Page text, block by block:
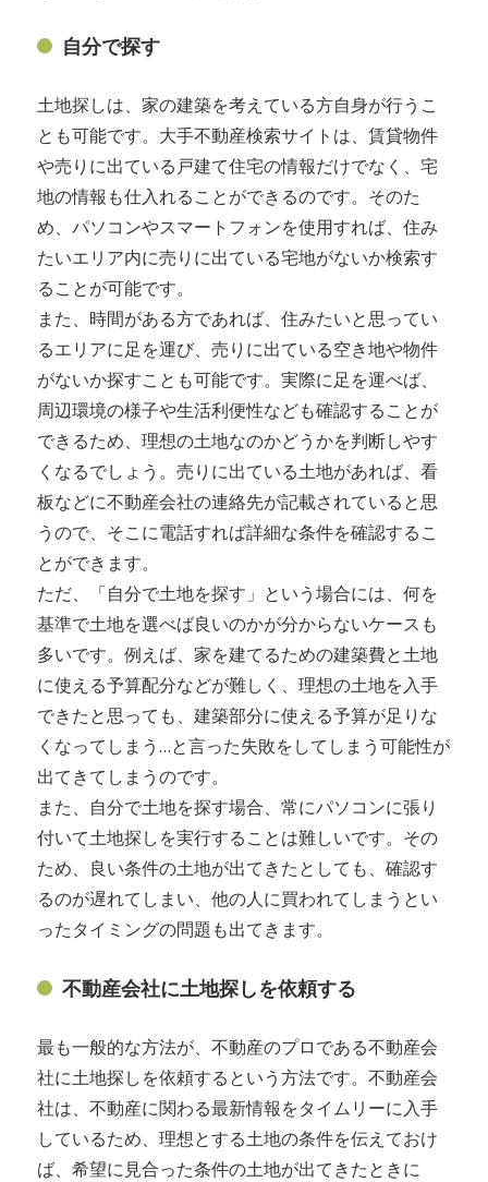
自分で探す
土地探しは、家の建築を考えている方自身が行うこ
とも可能です。大手不動産検索サイトは、賃貸物件
や売りに出ている戸建て住宅の情報だけでなく、宅
地の情報も仕入れることができるのです。そのた
め、パソコンやスマートフォンを使用すれば、住み
たいエリア内に売りに出ている宅地がないか検索す
ることが可能です。
また、時間がある方であれば、住みたいと思ってい
るエリアに足を運び、売りに出ている空き地や物件
がないか探すことも可能です。実際に足を運べば、
周辺環境の様子や生活利便性なども確認することが
できるため、理想の土地なのかどうかを判断しやす
くなるでしょう。売りに出ている土地があれば、看
板などに不動産会社の連絡先が記載されていると思
うので、そこに電話すれば詳細な条件を確認するこ
とができます。
ただ、「自分で土地を探す」という場合には、何を
基準で土地を選べば良いのかが分からないケースも
多いです。例えば、家を建てるための建築費と土地
に使える予算配分などが難しく、理想の土地を入手
できたと思っても、建築部分に使える予算が足りな
くなってしまう…と言った失敗をしてしまう可能性が
出てきてしまうのです。
また、自分で土地を探す場合、常にパソコンに張り
付いて土地探しを実行することは難しいです。その
ため、良い条件の土地が出てきたとしても、確認す
るのが遅れてしまい、他の人に買われてしまうとい
ったタイミングの問題も出てきます。
不動産会社に土地探しを依頼する
最も一般的な方法が、不動産のプロである不動産会
社に土地探しを依頼するという方法です。不動産会
社は、不動産に関わる最新情報をタイムリーに入手
しているため、理想とする土地の条件を伝えておけ
ば、希望に見合った条件の土地が出てきたときに